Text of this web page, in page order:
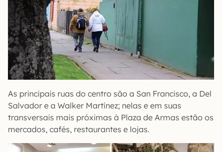
As principais ruas do centro são a San Francisco, a Del
Salvador e a Walker Martínez; nelas e em suas
transversais mais próximas à Plaza de Armas estão os
mercados, cafés, restaurantes e lojas.